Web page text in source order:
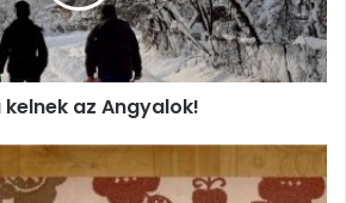
kelnek az Angyalok!